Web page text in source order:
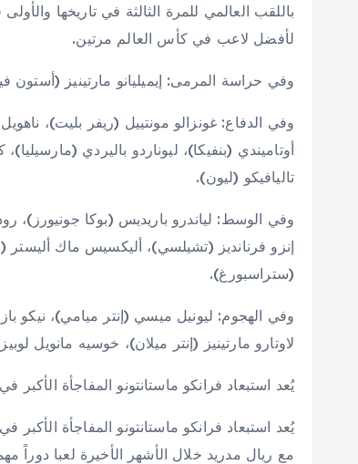
باللقب العالمي للمرة الثالثة في تاريخها
لأفضل لاعب في كأس العالم مرتين.
وفي حراسة المرمى: إيميليانو مارتينيز (أستون
وفي الدفاع: غونزالو مونتييل (ريفر بليت)،
أوتاميندي (بنفيكا)، ليوناردو باليردي
تاليافيكو (ليون).
وفي الوسط: لياندرو باريديس (بوكا جونيورز)،
إنزو فرنانديز (تشيلسي)، أليكسيس ماك أليستر
(ستراسبورغ).
وفي الهجوم: ليونيل ميسي (إنتر ميامي)، نيكو باز
لاوتارو مارتينيز (إنتر ميلان)، خوسيه مانويل
يُعد استبعاد فرانكو ماستانتونو المفاجأة
يُعد استبعاد فرانكو ماستانتونو المفاجأة
مع ريال مدريد خلال الأشهر الأخيرة لعبا دوراً